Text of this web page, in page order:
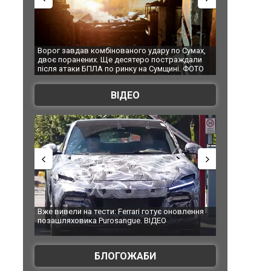
Ворог завдав комбінованого удару по Сумах,
двоє поранених. Ще десятеро постраждали
після атаки БПЛА по ринку на Сумщині. ФОТО
ВІДЕО
Вже вивели на тести: Ferrari готує оновлення
позашляховика Purosangue. ВІДЕО
БЛОГОЖАБИ